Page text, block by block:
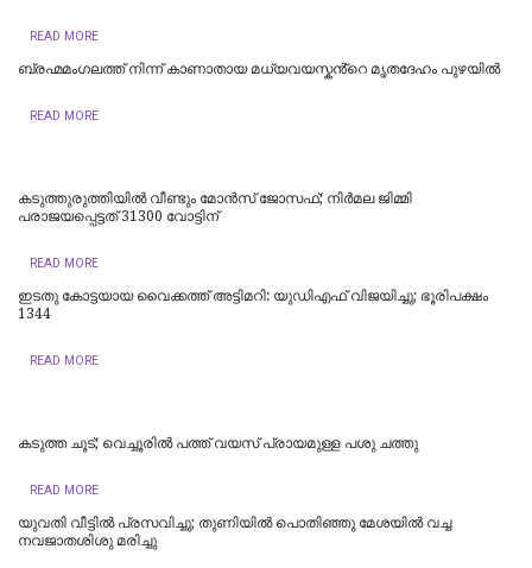
READ MORE
ബ്രഹ്മമംഗലത്ത് നിന്ന് കാണാതായ മധ്യവയസ്കൻ്റെ മൃതദേഹം പുഴയിൽ
READ MORE
കടുത്തുരുത്തിയിൽ വീണ്ടും മോൻസ് ജോസഫ്; നിർമല ജിമ്മി
പരാജയപ്പെട്ടത് 31300 വോട്ടിന്
READ MORE
ഇടതു കോട്ടയായ വൈക്കത്ത് അട്ടിമറി: യുഡിഎഫ് വിജയിച്ചു; ഭൂരിപക്ഷം
1344
READ MORE
കടുത്ത ചൂട്; വെച്ചൂരിൽ പത്ത് വയസ് പ്രായമുള്ള പശു ചത്തു
READ MORE
യുവതി വീട്ടിൽ പ്രസവിച്ചു; തുണിയിൽ പൊതിഞ്ഞു മേശയിൽ വച്ച
നവജാതശിശു മരിച്ചു